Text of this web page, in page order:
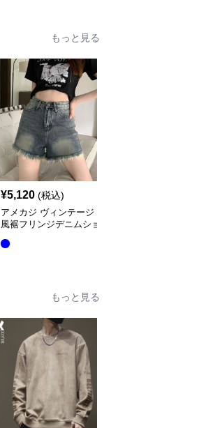
もっと見る
¥5,120 (税込)
アメカジ ヴィンテージ
風裾フリンジデニムショ
もっと見る